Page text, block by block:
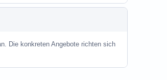
Die konkreten Angebote richten sich